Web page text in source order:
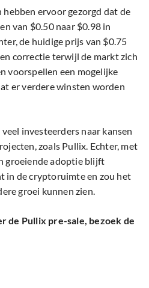
ervoor gezorgd dat de
van $0.50 naar $0.98 in
de huidige prijs van $0.75
correctie terwijl de markt zich
voorspellen een mogelijke
er verdere winsten worden
investeerders naar kansen
zoals Pullix. Echter, met
groeiende adoptie blijft
in de cryptoruimte en zou het
groei kunnen zien.
de Pullix pre-sale, bezoek de